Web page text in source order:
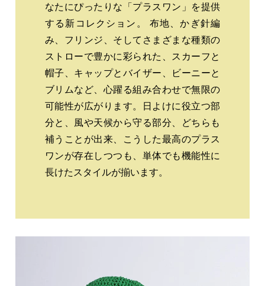
なたにぴったりな「プラスワン」を提供
する新コレクション。 布地、かぎ針編
み、フリンジ、そしてさまざまな種類の
ストローで豊かに彩られた、スカーフと
帽子、キャップとバイザー、ビーニーと
ブリムなど、心躍る組み合わせで無限の
可能性が広がります。日よけに役立つ部
分と、風や天候から守る部分、どちらも
補うことが出来、こうした最高のプラス
ワンが存在しつつも、単体でも機能性に
長けたスタイルが揃います。